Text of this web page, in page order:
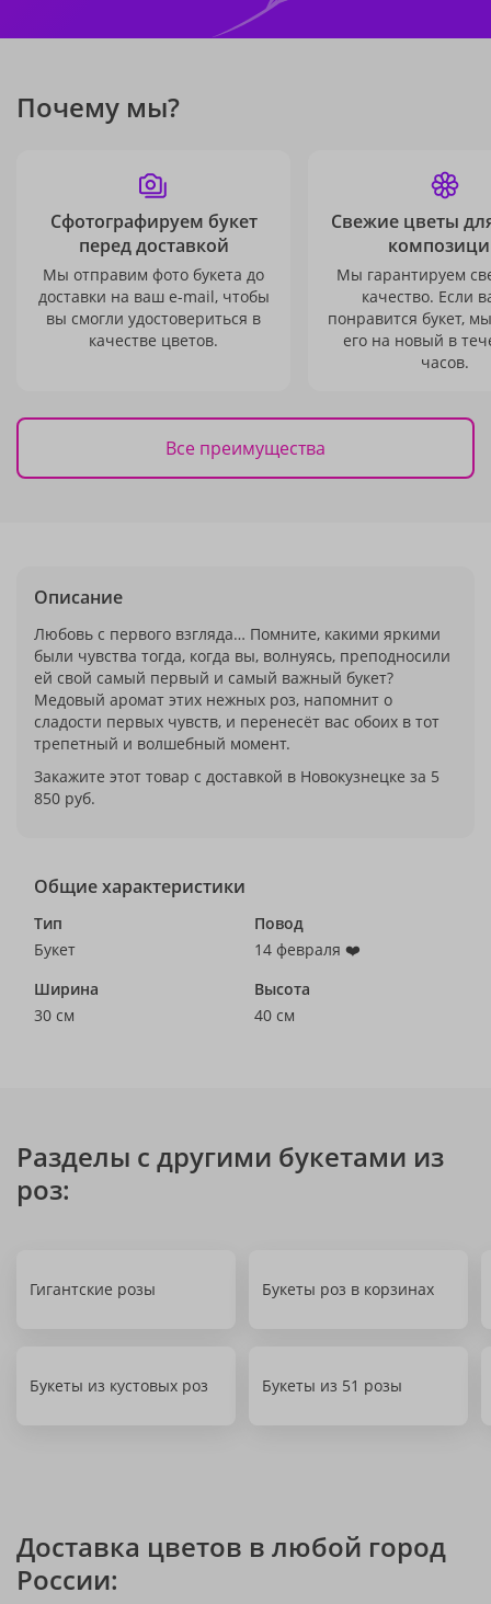
Почему мы?
Сфотографируем букет
перед доставкой
Мы отправим фото букета до
доставки на ваш e-mail, чтобы
вы смогли удостовериться в
качестве цветов.
Свежие цветы
Мы гарантируем
качество. Если
понравится букет,
его на новый в
часов.
Все преимущества
Описание
Любовь с первого взгляда… Помните, какими яркими
были чувства тогда, когда вы, волнуясь, преподносили
ей свой самый первый и самый важный букет?
Медовый аромат этих нежных роз, напомнит о
сладости первых чувств, и перенесёт вас обоих в тот
трепетный и волшебный момент.
Закажите этот товар с доставкой в Новокузнецке за 5
850 руб.
Общие характеристики
Тип
Букет
Повод
14 февраля ❤️
Ширина
30 см
Высота
40 см
Разделы с другими букетами из
роз:
Гигантские розы Букеты роз в корзинах
Букеты из кустовых роз Букеты из 51 розы
Доставка цветов в любой город
России: